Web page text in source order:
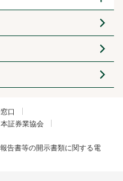
口
本証券業協会
告書等の開示書類に関する電